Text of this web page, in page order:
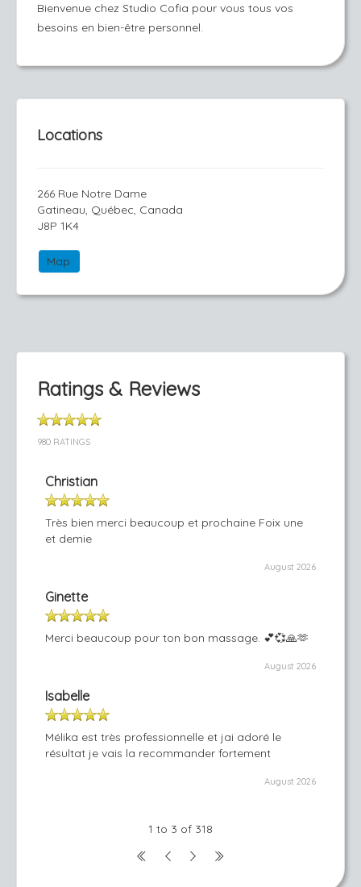
Bienvenue chez Studio Cofia pour vous tous vos
besoins en bien-être personnel.
Locations
266 Rue Notre Dame
Gatineau, Québec, Canada
J8P 1K4
Map
Ratings & Reviews
980 RATINGS
Christian
Très bien merci beaucoup et prochaine Foix une
et demie
August 2026
Ginette
Merci beaucoup pour ton bon massage. 💕💞🙏🫶
August 2026
Isabelle
Mélika est très professionnelle et jai adoré le
résultat je vais la recommander fortement
August 2026
1 to 3 of 318